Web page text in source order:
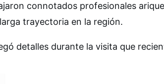
connotados profesionales
trayectoria en la región.
detalles durante la visita que